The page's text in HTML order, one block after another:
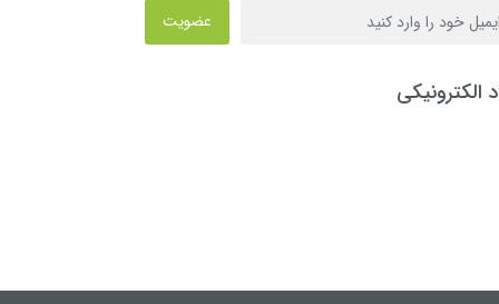
عضویت
الکترونیکی